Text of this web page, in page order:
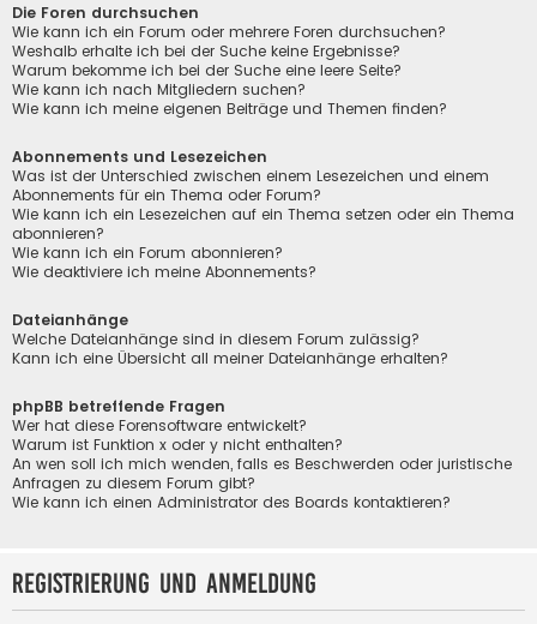
Die Foren durchsuchen
Wie kann ich ein Forum oder mehrere Foren durchsuchen?
Weshalb erhalte ich bei der Suche keine Ergebnisse?
Warum bekomme ich bei der Suche eine leere Seite?
Wie kann ich nach Mitgliedern suchen?
Wie kann ich meine eigenen Beiträge und Themen finden?
Abonnements und Lesezeichen
Was ist der Unterschied zwischen einem Lesezeichen und einem
Abonnements für ein Thema oder Forum?
Wie kann ich ein Lesezeichen auf ein Thema setzen oder ein Thema
abonnieren?
Wie kann ich ein Forum abonnieren?
Wie deaktiviere ich meine Abonnements?
Dateianhänge
Welche Dateianhänge sind in diesem Forum zulässig?
Kann ich eine Übersicht all meiner Dateianhänge erhalten?
phpBB betreffende Fragen
Wer hat diese Forensoftware entwickelt?
Warum ist Funktion x oder y nicht enthalten?
An wen soll ich mich wenden, falls es Beschwerden oder juristische
Anfragen zu diesem Forum gibt?
Wie kann ich einen Administrator des Boards kontaktieren?
Registrierung und Anmeldung